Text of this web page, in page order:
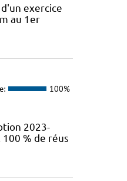
exercice
au 1er
100%
2023-
% de réus